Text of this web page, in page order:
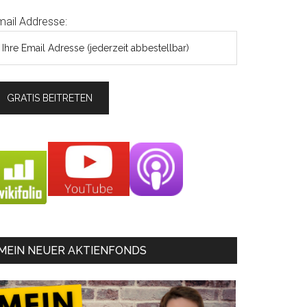
Addresse:
NEUER AKTIENFONDS